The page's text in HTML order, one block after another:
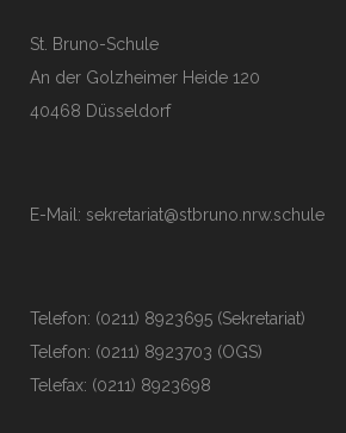
St. Bruno-Schule
An der Golzheimer Heide 120
40468 Düsseldorf
E-Mail: sekretariat@stbruno.nrw.schule
Telefon: (0211) 8923695 (Sekretariat)
Telefon: (0211) 8923703 (OGS)
Telefax: (0211) 8923698